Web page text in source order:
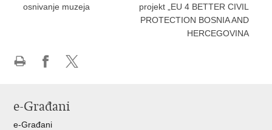
osnivanje muzeja
projekt „EU 4 BETTER CIVIL
PROTECTION BOSNIA AND
HERCEGOVINA
Facebooku
X-
e-Građani
e-Građani